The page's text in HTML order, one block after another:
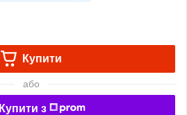
Купити
або
Купити з